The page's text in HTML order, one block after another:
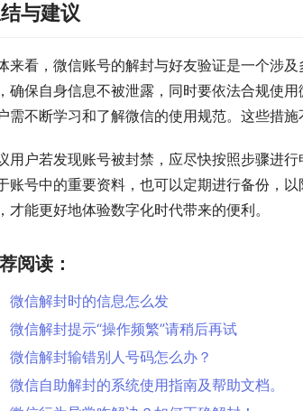
与建议
来看，微信账号的解封与好友验证是一个涉
确保自身信息不被泄露，同时要依法合规使
需不断学习和了解微信的使用规范。这些措
用户若发现账号被封禁，应尽快按照步骤进
账号中的重要资料，也可以定期进行备份，
才能更好地体验数字化时代带来的便利。
阅读：
微信解封时的信息怎么发
微信解封提示“操作频繁”请稍后再试
微信解封输错别人号码怎么办？
微信自助解封的系统使用指南及帮助文档。